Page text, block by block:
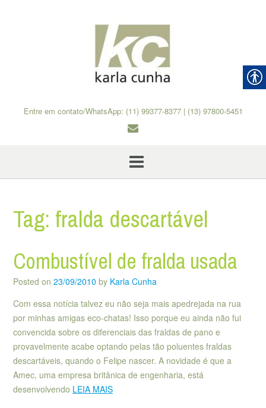
Entre em contato/WhatsApp: (11) 99377-8377 | (13) 97800-5451
Tag: fralda descartável
Combustível de fralda usada
Posted on 23/09/2010 by Karla Cunha
Com essa notícia talvez eu não seja mais apedrejada na rua
por minhas amigas eco-chatas! Isso porque eu ainda não fui
convencida sobre os diferenciais das fraldas de pano e
provavelmente acabe optando pelas tão poluentes fraldas
descartáveis, quando o Felipe nascer. A novidade é que a
Amec, uma empresa britânica de engenharia, está
desenvolvendo LEIA MAIS